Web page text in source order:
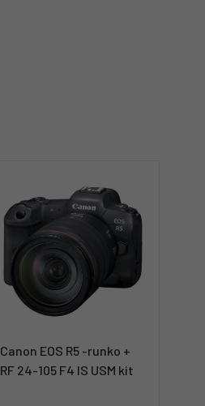
Canon EOS R5 -runko +
RF 24-105 F4 IS USM kit